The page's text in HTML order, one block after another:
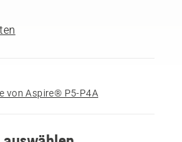
von Aspire® P5-P4A